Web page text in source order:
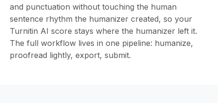
and punctuation without touching the human
sentence rhythm the humanizer created, so your
Turnitin AI score stays where the humanizer left it.
The full workflow lives in one pipeline: humanize,
proofread lightly, export, submit.